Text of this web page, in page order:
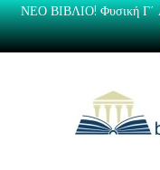
ΝΕΟ ΒΙΒΛΙΟ! Φυσική Γ΄